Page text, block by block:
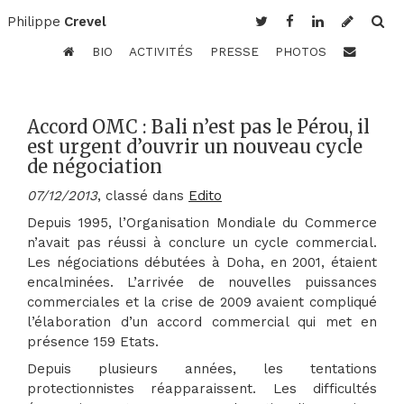
Philippe Crevel
BIO ACTIVITÉS PRESSE PHOTOS
Accord OMC : Bali n’est pas le Pérou, il
est urgent d’ouvrir un nouveau cycle
de négociation
07/12/2013, classé dans Edito
Depuis 1995, l’Organisation Mondiale du Commerce
n’avait pas réussi à conclure un cycle commercial.
Les négociations débutées à Doha, en 2001, étaient
encalminées. L’arrivée de nouvelles puissances
commerciales et la crise de 2009 avaient compliqué
l’élaboration d’un accord commercial qui met en
présence 159 Etats.
Depuis plusieurs années, les tentations
protectionnistes réapparaissent. Les difficultés